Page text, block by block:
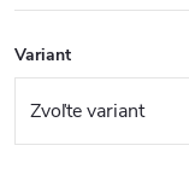
Variant